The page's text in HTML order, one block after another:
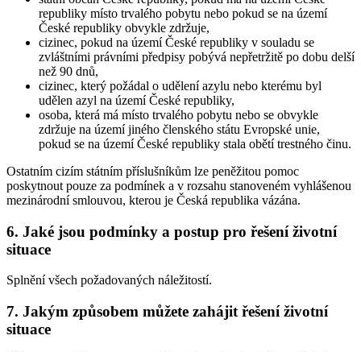
republiky místo trvalého pobytu nebo pokud se na území
České republiky obvykle zdržuje,
cizinec, pokud na území České republiky v souladu se
zvláštními právními předpisy pobývá nepřetržitě po dobu delší
než 90 dnů,
cizinec, který požádal o udělení azylu nebo kterému byl
udělen azyl na území České republiky,
osoba, která má místo trvalého pobytu nebo se obvykle
zdržuje na území jiného členského státu Evropské unie,
pokud se na území České republiky stala obětí trestného činu.
Ostatním cizím státním příslušníkům lze peněžitou pomoc
poskytnout pouze za podmínek a v rozsahu stanoveném vyhlášenou
mezinárodní smlouvou, kterou je Česká republika vázána.
6. Jaké jsou podmínky a postup pro řešení životní
situace
Splnění všech požadovaných náležitostí.
7. Jakým způsobem můžete zahájit řešení životní
situace